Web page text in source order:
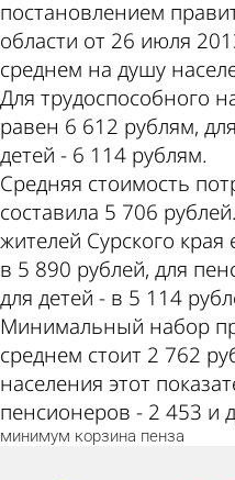
постановлением
области от 26 июля
среднем на душу
Для трудоспособного
равен 6 612 рублям,
детей - 6 114 рублям.
Средняя стоимость
составила 5 706
жителей Сурского края
в 5 890 рублей, для
для детей - в 5 114
Минимальный набор
среднем стоит 2 762
населения этот
пенсионеров - 2 453 и
минимум корзина пенза